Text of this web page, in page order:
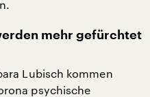
mehr gefürchtet
Lubisch kommen
psychische